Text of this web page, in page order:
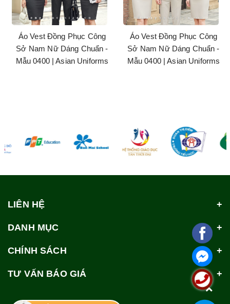
Áo Vest Đồng Phục Công
Sở Nam Nữ Dáng Chuẩn -
Mẫu 0400 | Asian Uniforms
Áo Vest Đồng Phục Công
Sở Nam Nữ Dáng Chuẩn -
Mẫu 0400 | Asian Uniforms
LIÊN HỆ
DANH MỤC
CHÍNH SÁCH
TƯ VẤN BÁO GIÁ